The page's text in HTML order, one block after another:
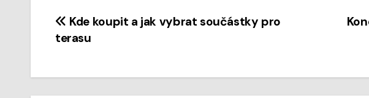
Navigace
příspěvek
Kde koupit a jak vybrat součástky pro
terasu